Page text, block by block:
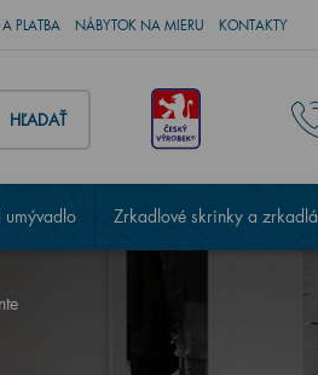
PLATBA NÁBYTOK NA MIERU KONTAKTY
HĽADAŤ
umývadlo Zrkadlové skrinky a zrkadlá